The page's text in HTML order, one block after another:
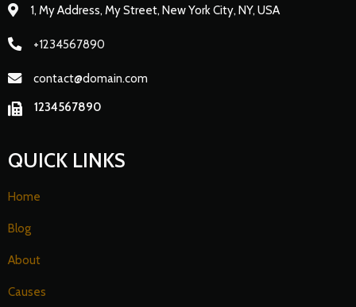
1, My Address, My Street, New York City, NY, USA
+1234567890
contact@domain.com
1234567890
QUICK LINKS
Home
Blog
About
Causes